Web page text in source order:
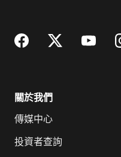
關於我們
傳媒中心
投資者查詢